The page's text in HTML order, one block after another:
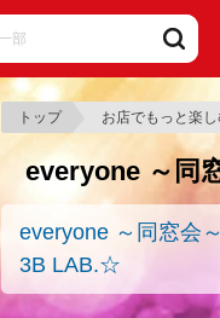
トップ お店でもっと楽
everyone ～同
everyone ～同窓会～
3B LAB.☆